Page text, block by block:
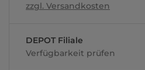
zzgl. Versandkosten
DEPOT Filiale
Verfügbarkeit prüfen